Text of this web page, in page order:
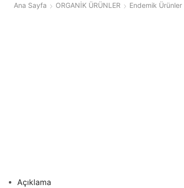
Ana Sayfa ORGANİK ÜRÜNLER Endemik Ürünler
Açıklama